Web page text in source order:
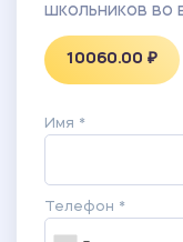
Волоцкова),
детской
ПРИЛОЖЕНИЕ Ж
методике
мышления».
ПРИЛОЖЕНИЕ З
школьников во
10060.00 ₽
Имя *
Телефон *